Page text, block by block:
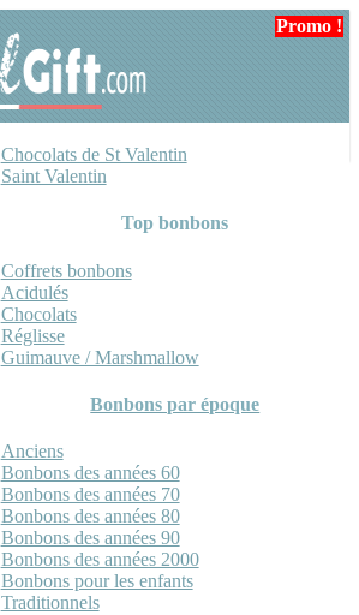
Chocolats de St Valentin
Saint Valentin
Top bonbons
Coffrets bonbons
Acidulés
Chocolats
Réglisse
Guimauve / Marshmallow
Bonbons par époque
Anciens
Bonbons des années 60
Bonbons des années 70
Bonbons des années 80
Bonbons des années 90
Bonbons des années 2000
Bonbons pour les enfants
Traditionnels
Promo !